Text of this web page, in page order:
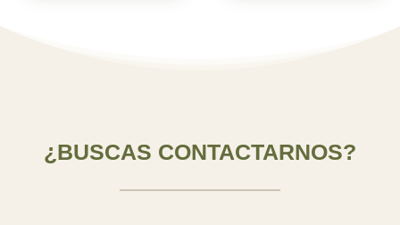
¿BUSCAS CONTACTARNOS?